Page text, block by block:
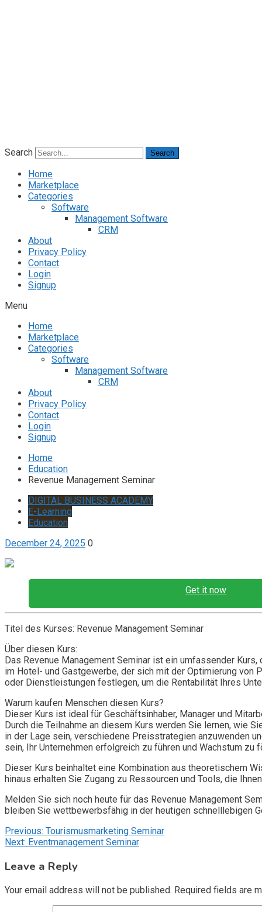
Search Search
Home
Marketplace
Categories
Software
Management Software
CRM
About
Privacy Policy
Contact
Login
Signup
Menu
Home
Marketplace
Categories
Software
Management Software
CRM
About
Privacy Policy
Contact
Login
Signup
Home
Education
Revenue Management Seminar
DIGITAL BUSINESS ACADEMY
E-Learning
Education
December 24, 2025 0
Get it now
Titel des Kurses: Revenue Management Seminar
Über diesen Kurs:
Das Revenue Management Seminar ist ein umfassender
im Hotel- und Gastgewerbe, der sich mit der Optimierung
oder Dienstleistungen festlegen, um die Rentabilität Ihres
Warum kaufen Menschen diesen Kurs?
Dieser Kurs ist ideal für Geschäftsinhaber, Manager und
Durch die Teilnahme an diesem Kurs werden Sie lernen, wie
in der Lage sein, verschiedene Preisstrategien anzuwenden
sein, Ihr Unternehmen erfolgreich zu führen und Wachstum zu
Dieser Kurs beinhaltet eine Kombination aus theoretischem
hinaus erhalten Sie Zugang zu Ressourcen und Tools, die
Melden Sie sich noch heute für das Revenue Management
bleiben Sie wettbewerbsfähig in der heutigen schnelllebigen
Post
navigation
Previous: Tourismusmarketing Seminar
Next: Eventmanagement Seminar
Leave a Reply
Your email address will not be published. Required fields are